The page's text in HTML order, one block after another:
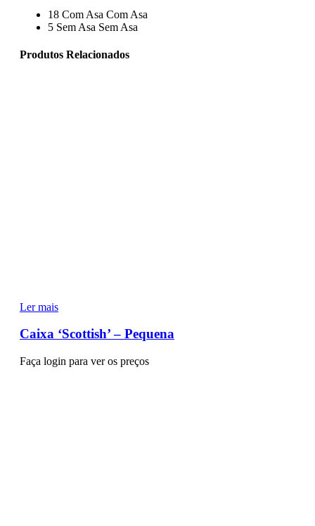
18 Com Asa Com Asa
5 Sem Asa Sem Asa
Produtos Relacionados
Ler mais
Caixa ‘Scottish’ – Pequena
Faça login para ver os preços